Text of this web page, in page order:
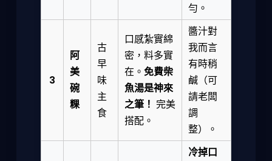
勻。
3
阿
美
碗
粿
古
早
味
主
食
口感紮實綿
密，料多實
在。 免費柴
魚湯是神來
之筆！ 完美
搭配。
醬汁對
我而言
有時稍
鹹（可
請老闆
調
整）。
冷掉口